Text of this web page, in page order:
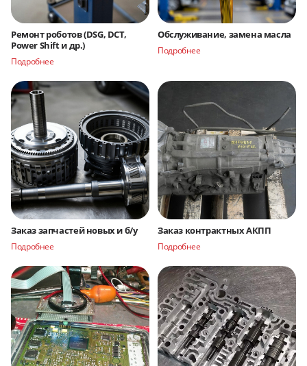
Ремонт роботов (DSG, DCT,
Power Shift и др.)
Подробнее
Обслуживание, замена масла
Подробнее
Заказ запчастей новых и б/у
Подробнее
Заказ контрактных АКПП
Подробнее